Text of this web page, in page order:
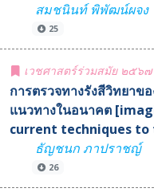
สมชนินท์ พิพัฒน์ผจง
25
เวชศาสตร์ร่วมสมัย ๒๕๖๗
การตรวจทางรังสีวิทยาข
แนวทางในอนาคต
current techniques
ธัญชนก ภาปราชญ์
26